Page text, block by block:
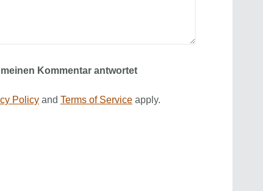
Kommentar antwortet
Policyand Terms of Serviceapply.